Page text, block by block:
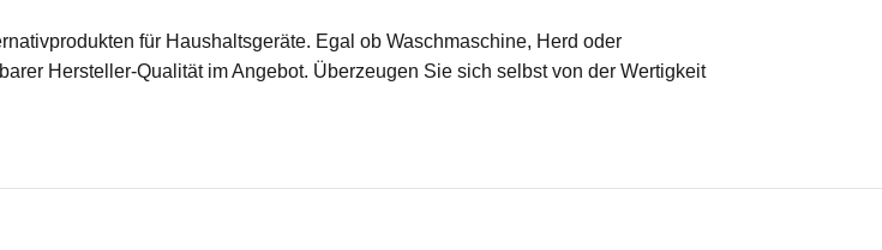
für Haushaltsgeräte. Egal ob Waschmaschine, Herd oder
Hersteller-Qualität im Angebot. Überzeugen Sie sich selbst von der Wertigkeit